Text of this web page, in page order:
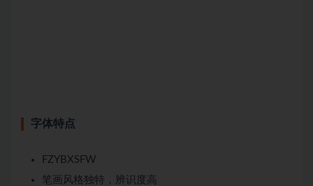
字体特点
FZYBXSFW
笔画风格独特，辨识度高